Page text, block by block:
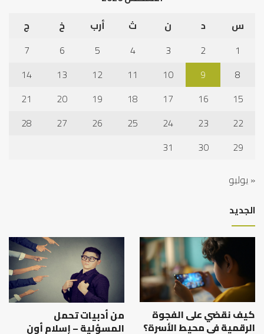
س
د ن ث أرب خ
ج
1
2
3
4
5
6
7
8
9
10
11
12
13
14
15
16
17
18
19
20
21
22
23
24
25
26
27
28
29
30
31
« يوليو
الجديد
كيف نقضي على الفجوة
الرقمية في محيط الأسرة؟
من أدبيات تحمل
المسؤلية – إسلام أون